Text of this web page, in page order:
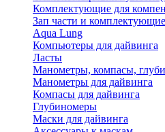
Комплектующие для
Зап части и комплектующие
Aqua Lung
Компьютеры для дайвинга
Ласты
Манометры, компасы,
Манометры для дайвинга
Компасы для дайвинга
Глубиномеры
Маски для дайвинга